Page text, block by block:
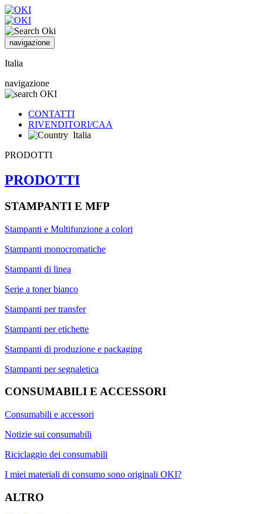
navigazione
Italia
navigazione
CONTATTI
RIVENDITORI/CAA
Italia
PRODOTTI
PRODOTTI
STAMPANTI E MFP
Stampanti e Multifunzione a colori
Stampanti monocromatiche
Stampanti di linea
Serie a toner bianco
Stampanti per transfer
Stampanti per etichette
Stampanti di produzione e packaging
Stampanti per segnaletica
CONSUMABILI E ACCESSORI
Consumabili e accessori
Notizie sui consumabili
Riciclaggio dei consumabili
I miei materiali di consumo sono originali OKI?
ALTRO